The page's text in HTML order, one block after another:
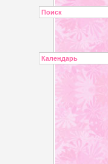
Поиск
Календарь